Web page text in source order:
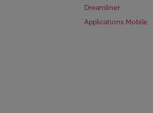
Dreamliner
Applications Mobile